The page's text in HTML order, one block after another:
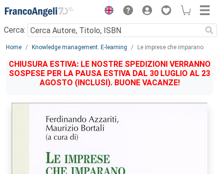
Menu
Cerca:
Main content
Home Knowledge management. E-learning Le imprese che imparano.
CHIUSURA ESTIVA: LE NOSTRE SPEDIZIONI VERRANNO
SOSPESE PER LA PAUSA ESTIVA DAL 30 LUGLIO AL 23
AGOSTO (INCLUSI). BUONE VACANZE!